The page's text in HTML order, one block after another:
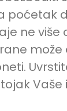
poćetak
ne više
Vaše